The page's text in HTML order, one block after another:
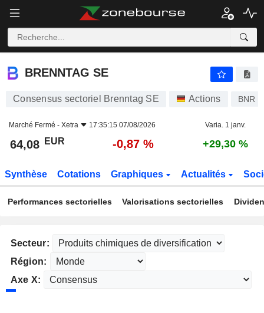
BRENNTAG SE
BRENNTAG SE
Consensus sectoriel Brenntag SE Actions BNR
Marché Fermé - Xetra 17:35:15 07/08/2026 Varia. 1 janv.
64,08 EUR -0,87 % +29,30 %
Synthèse Cotations Graphiques Actualités
Performances sectorielles Valorisations sectorielles
Secteur:
Région:
Axe X: